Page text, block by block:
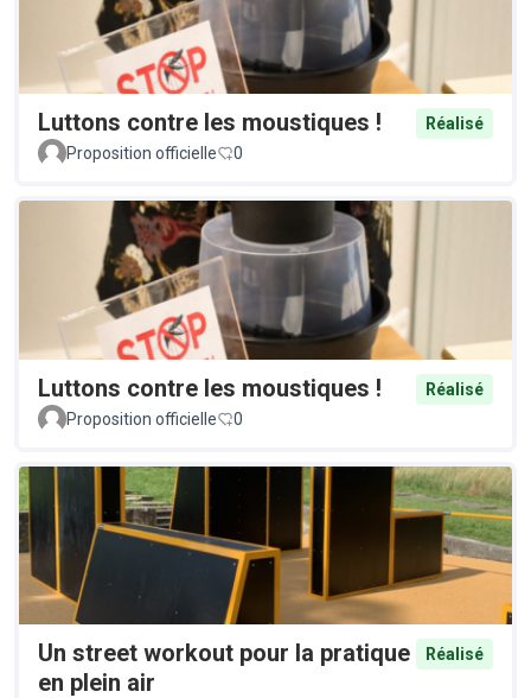
Luttons contre les moustiques !
Réalisé
Proposition officielle
0
Luttons contre les moustiques !
Réalisé
Proposition officielle
0
Un street workout pour la pratique
en plein air
Réalisé